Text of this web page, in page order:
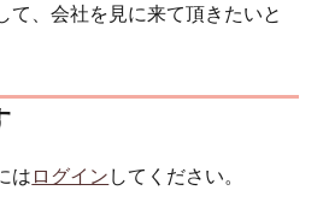
て、会社を見に来て頂きたいと
はログイン してください。